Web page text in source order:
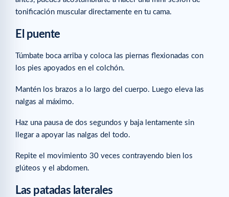
tonificación muscular directamente en tu cama.
El puente
Túmbate boca arriba y coloca las piernas flexionadas con
los pies apoyados en el colchón.
Mantén los brazos a lo largo del cuerpo. Luego eleva las
nalgas al máximo.
Haz una pausa de dos segundos y baja lentamente sin
llegar a apoyar las nalgas del todo.
Repite el movimiento 30 veces contrayendo bien los
glúteos y el abdomen.
Las patadas laterales